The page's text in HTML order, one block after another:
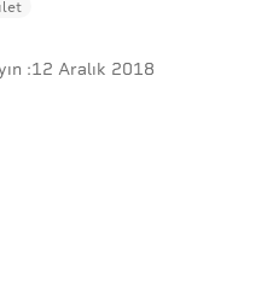
:12 Aralık 2018